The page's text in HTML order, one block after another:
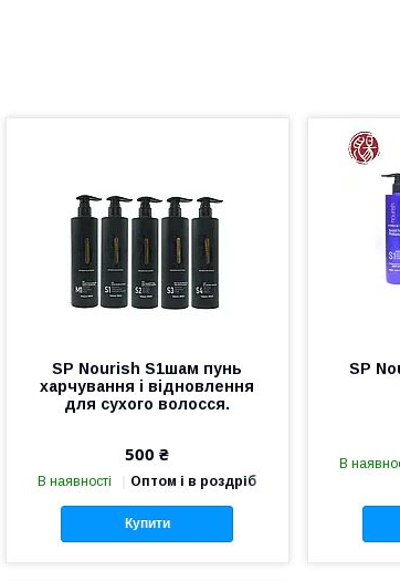
SP Nourish Ѕ1шам пунь
харчування і відновлення
для сухого волосся.
500 ₴
В наявності Оптом і в роздріб
Купити
SP
В